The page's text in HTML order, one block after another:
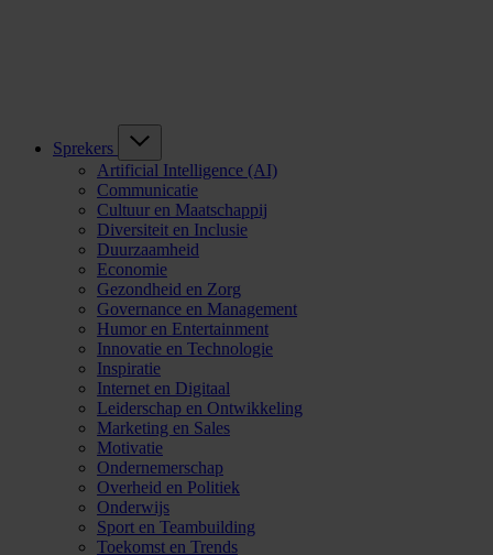
Sprekers
Artificial Intelligence (AI)
Communicatie
Cultuur en Maatschappij
Diversiteit en Inclusie
Duurzaamheid
Economie
Gezondheid en Zorg
Governance en Management
Humor en Entertainment
Innovatie en Technologie
Inspiratie
Internet en Digitaal
Leiderschap en Ontwikkeling
Marketing en Sales
Motivatie
Ondernemerschap
Overheid en Politiek
Onderwijs
Sport en Teambuilding
Toekomst en Trends